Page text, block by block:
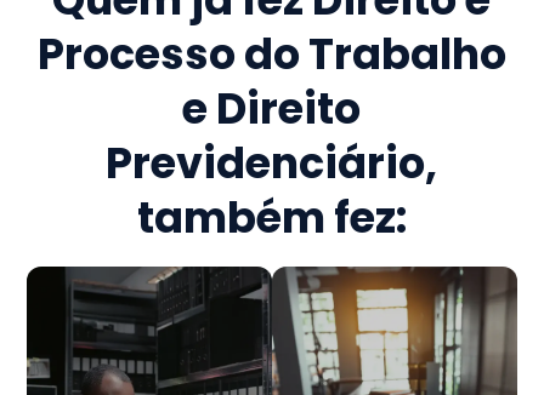
Processo do Trabalho
e Direito
Previdenciário,
também fez: